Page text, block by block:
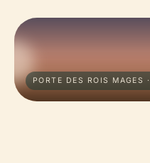
PORTE DES ROIS MAGES